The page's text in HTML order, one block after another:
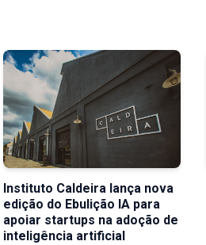
Instituto Caldeira lança nova
edição do Ebulição IA para
apoiar startups na adoção de
inteligência artificial